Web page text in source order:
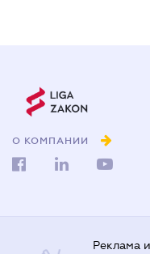
О КОМПАНИИ
Реклама